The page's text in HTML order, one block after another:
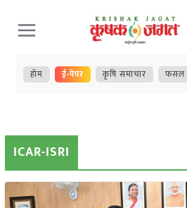
Skip
to
content
होम ई-पेपर कृषि समाचार फसल
ICAR-ISRI